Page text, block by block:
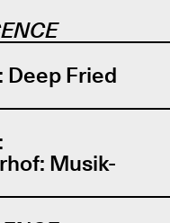
Deep Fried
Musik-